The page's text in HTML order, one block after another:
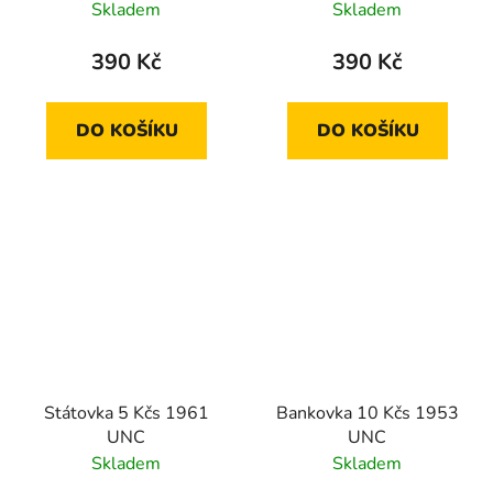
Skladem
390 Kč
DO KOŠÍKU
Skladem
390 Kč
DO KOŠÍKU
Státovka 5 Kčs 1961
UNC
Skladem
Bankovka 10 Kčs 1953
UNC
Skladem